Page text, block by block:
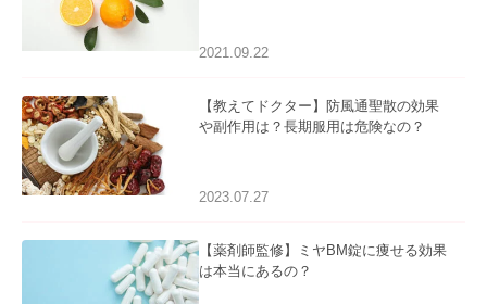
2021.09.22
【教えてドクター】防風通聖散の効果
や副作用は？長期服用は危険なの？
2023.07.27
【薬剤師監修】ミヤBM錠に痩せる効果
は本当にあるの？